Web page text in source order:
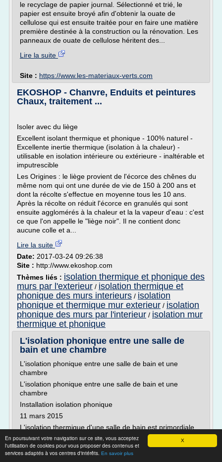
X
En poursuivant votre navigation sur ce site, vous acceptez
l'utilisation de cookies pour vous proposer des contenus et
services adaptés à vos centres d'intérêts. En savoir plus
le recyclage de papier journal. Sélectionné et trié, le
papier est ensuite broyé afin d'obtenir la ouate de
cellulose qui est ensuite traitée pour en faire une matière
première destinée à la construction ou la rénovation. Les
panneaux de ouate de cellulose héritent des...
Lire la suite
Site : https://www.les-materiaux-verts.com
EKOSHOP - Chanvre, Enduits et peintures
Chaux, traitement ...
Isoler avec du liège
Excellent isolant thermique et phonique - 100% naturel -
Excellente inertie thermique (isolation à la chaleur) -
utilisable en isolation intérieure ou extérieure - inaltérable et
imputrescible
Les Origines : le liège provient de l'écorce des chênes du
même nom qui ont une durée de vie de 150 à 200 ans et
dont la récolte s'effectue en moyenne tous les 10 ans.
Après la récolte on réduit l'écorce en granulés qui sont
ensuite agglomérés à la chaleur et la la vapeur d'eau : c'est
ce que l'on appelle le "liège noir". Il ne contient donc
aucune colle et a...
Lire la suite
Date: 2017-03-24 09:26:38
Site : http://www.ekoshop.com
Thèmes liés : isolation thermique et phonique des
murs par l'exterieur / isolation thermique et
phonique des murs interieurs / isolation
phonique et thermique mur exterieur / isolation
phonique des murs par l'interieur / isolation mur
thermique et phonique
L'isolation phonique entre une salle de
bain et une chambre
L'isolation phonique entre une salle de bain et une
chambre
L'isolation phonique entre une salle de bain et une
chambre
Installation isolation phonique
11 mars 2015
L'isolation thermique d'une salle de bain est primordiale.
Cette pièce doit être capable de réguler à la fois la
chaleur et l'humidité pour que le moment de la toilette soit
agréable. Accolée à une chambre, l'isolation...